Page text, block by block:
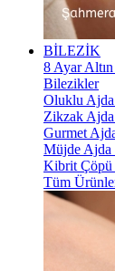
BİLEZİK
8 Ayar
Bilezikler
Oluklu
Zikzak
Gurmet
Müjde
Kibrit
Tüm